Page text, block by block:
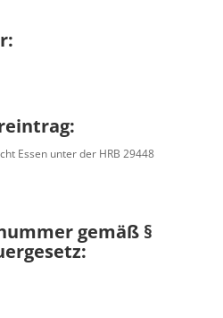
Essen unter der HRB 29448
gemäß §